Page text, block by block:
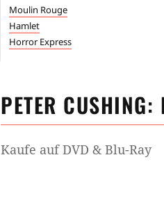
Moulin Rouge
Hamlet
Horror Express
PETER CUSHING:
Kaufe auf DVD & Blu-Ray